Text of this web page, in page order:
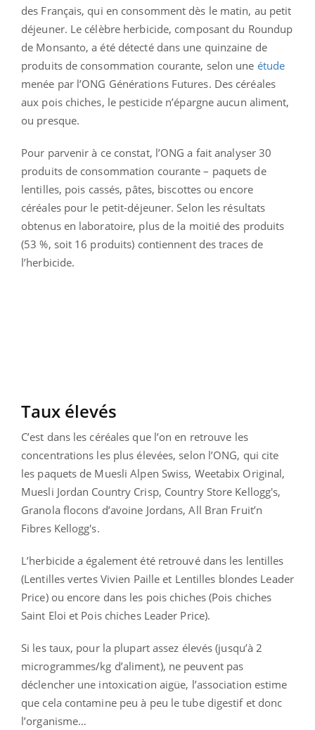
des Français, qui en consomment dès le matin, au petit
déjeuner. Le célèbre herbicide, composant du Roundup
de Monsanto, a été détecté dans une quinzaine de
produits de consommation courante, selon une étude
menée par l’ONG Générations Futures. Des céréales
aux pois chiches, le pesticide n’épargne aucun aliment,
ou presque.
Pour parvenir à ce constat, l’ONG a fait analyser 30
produits de consommation courante – paquets de
lentilles, pois cassés, pâtes, biscottes ou encore
céréales pour le petit-déjeuner. Selon les résultats
obtenus en laboratoire, plus de la moitié des produits
(53 %, soit 16 produits) contiennent des traces de
l’herbicide.
Taux élevés
C’est dans les céréales que l’on en retrouve les
concentrations les plus élevées, selon l’ONG, qui cite
les paquets de Muesli Alpen Swiss, Weetabix Original,
Muesli Jordan Country Crisp, Country Store Kellogg's,
Granola flocons d’avoine Jordans, All Bran Fruit’n
Fibres Kellogg's.
L’herbicide a également été retrouvé dans les lentilles
(Lentilles vertes Vivien Paille et Lentilles blondes Leader
Price) ou encore dans les pois chiches (Pois chiches
Saint Eloi et Pois chiches Leader Price).
Si les taux, pour la plupart assez élevés (jusqu’à 2
microgrammes/kg d’aliment), ne peuvent pas
déclencher une intoxication aigüe, l’association estime
que cela contamine peu à peu le tube digestif et donc
l’organisme…